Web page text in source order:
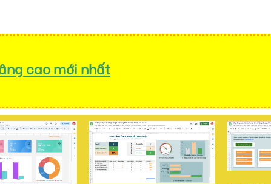
cao mới nhất